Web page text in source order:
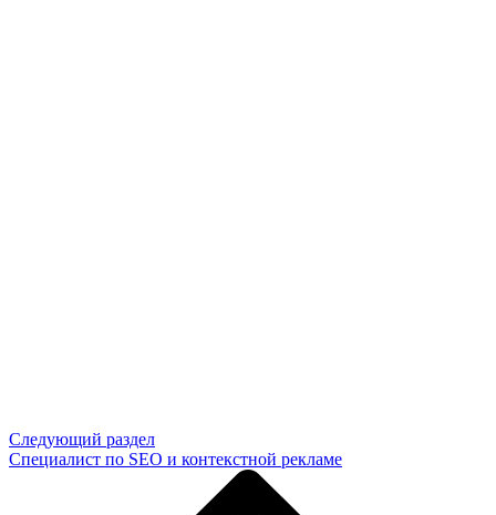
Следующий раздел
Специалист по SEO и контекстной рекламе